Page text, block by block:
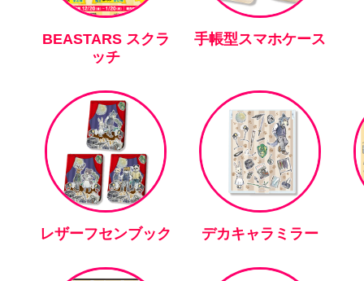
BEASTARS スクラ
ッチ
手帳型スマホケース
レザーフセンブック デカキャラミラー